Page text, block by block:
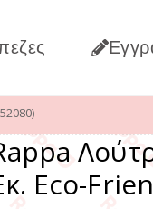
Eco-